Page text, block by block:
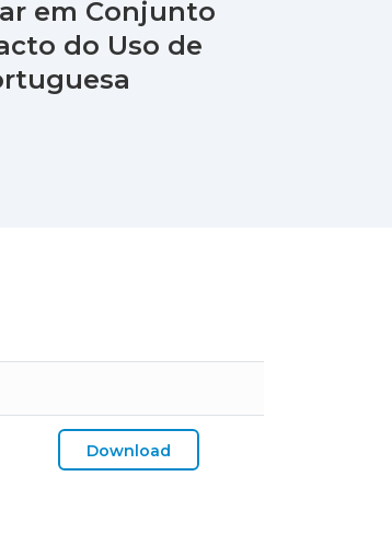
em Conjunto
do Uso de
Download